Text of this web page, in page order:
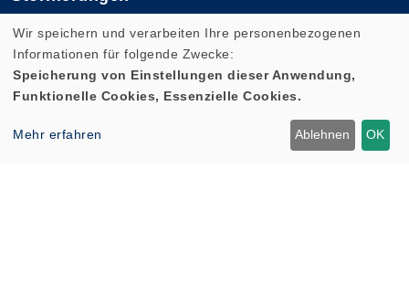
E-Mail: kvhs-geschaeftsstelle@vhs-rpk.de
Wir speichern und verarbeiten Ihre personenbezogenen
Informationen für folgende Zwecke:
Speicherung von Einstellungen dieser Anwendung,
Funktionelle Cookies, Essenzielle Cookies.
Mehr erfahren Ablehnen OK